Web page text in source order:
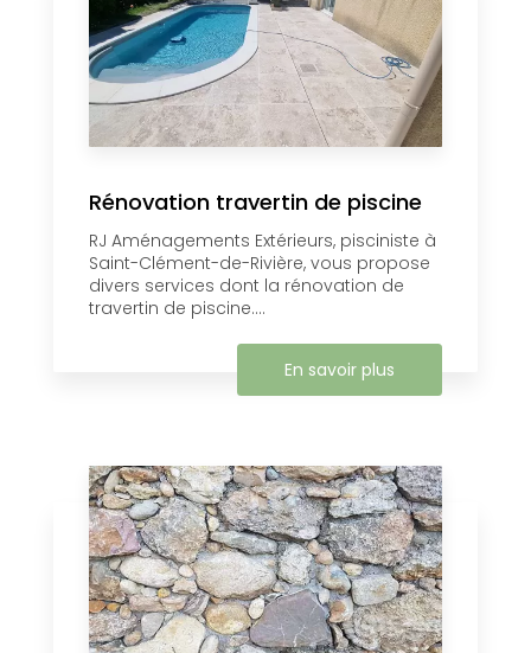
Rénovation travertin de piscine
RJ Aménagements Extérieurs, pisciniste à
Saint-Clément-de-Rivière, vous propose
divers services dont la rénovation de
travertin de piscine....
En savoir plus